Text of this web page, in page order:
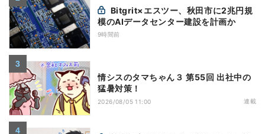
模のAIデータセンター建設を計画か
9時間前
情シスのタマちゃん３ 第55回 出社中の
猛暑対策！
2026/08/05 11:00 連載